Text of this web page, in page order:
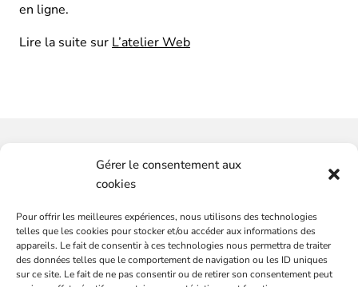
Gérer le consentement aux
cookies
Pour offrir les meilleures expériences, nous utilisons des technologies
telles que les cookies pour stocker et/ou accéder aux informations des
appareils. Le fait de consentir à ces technologies nous permettra de traiter
des données telles que le comportement de navigation ou les ID uniques
sur ce site. Le fait de ne pas consentir ou de retirer son consentement peut
SERVICES
Plateformes de marques
Audit communication et commercial
en ligne.
Lire la suite sur L’atelier Web
Vous souhaitez-avoir plus
d'informations ?
CONTACTEZ-NOUS